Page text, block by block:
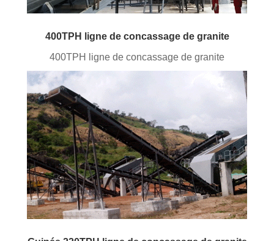
400TPH ligne de concassage de granite
400TPH ligne de concassage de granite